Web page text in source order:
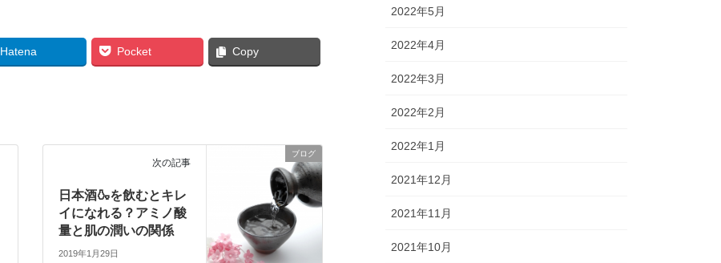
Hatena Pocket Copy
ブログ
次の記事
日本酒🍶を飲むとキレ
イになれる？アミノ酸
量と肌の潤いの関係
2019年1月29日
2022年5月
2022年4月
2022年3月
2022年2月
2022年1月
2021年12月
2021年11月
2021年10月